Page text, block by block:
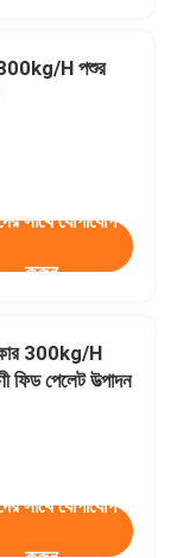
300kg/H পশুর
সাথে যোগাযোগ
করুন
300kg/H
পেলেট উত্পাদন
সাথে যোগাযোগ